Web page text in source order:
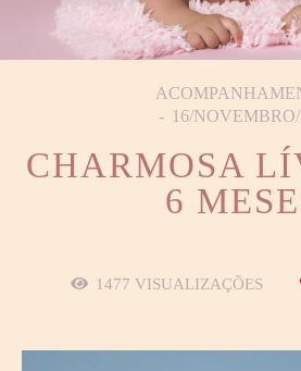
16/NOVEMBRO/
CHARMOSA
6
1477 VISUALIZAÇÕES